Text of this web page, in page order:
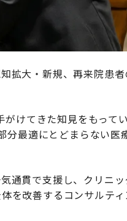
拡大・新規、再来院患
けてきた知見をもって
分最適にとどまらない医
通貫で支援し、クリニ
を改善するコンサルテ